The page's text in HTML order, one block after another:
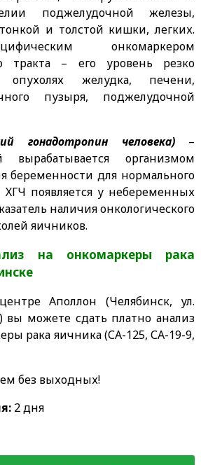
поджелудочной железы,
и толстой кишки, легких.
онкомаркером
тракта – его уровень резко
опухолях желудка, печени,
пузыря, поджелудочной
гонадотропин человека)–
вырабатывается организмом
для нормального
ХГЧ появляется у небеременных
наличия онкологического
яичников.
на онкомаркеры рака
Аполлон (Челябинск, ул.
вы можете сдать платно анализ
рака яичника (СА-125, СА-19-9,
без выходных!
2 дня